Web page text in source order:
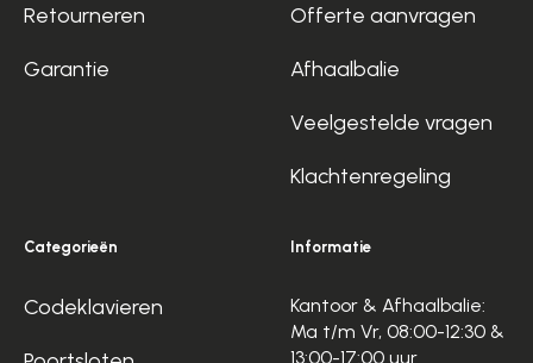
Retourneren
Garantie
Offerte aanvragen
Afhaalbalie
Veelgestelde vragen
Klachtenregeling
Categorieën
Codeklavieren
Informatie
Kantoor & Afhaalbalie:
Ma t/m Vr, 08:00-12:30 &
13:00-17:00 uur